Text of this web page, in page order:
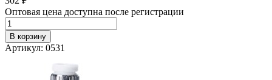
Оптовая цена доступна после регистрации
В корзину
Артикул: 0531